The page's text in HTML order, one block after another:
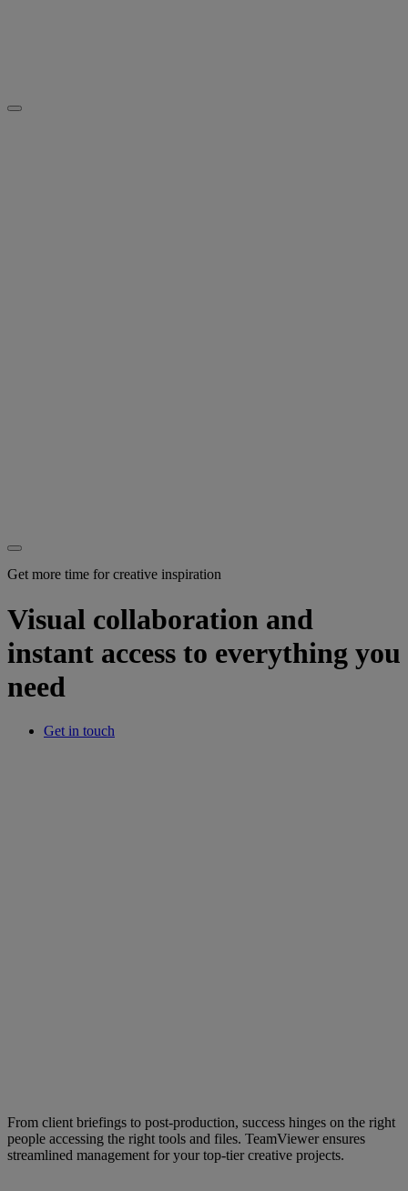
Get more time for creative inspiration
Visual collaboration and
instant access to everything you
need
Get in touch
From client briefings to post-production, success hinges on the right
people accessing the right tools and files. TeamViewer ensures
streamlined management for your top-tier creative projects.